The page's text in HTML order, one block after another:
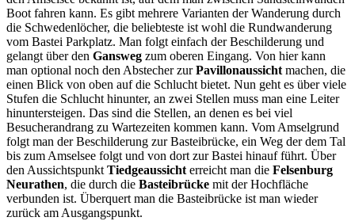
Boot fahren kann. Es gibt mehrere Varianten der Wanderung durch
die Schwedenlöcher, die beliebteste ist wohl die Rundwanderung
vom Bastei Parkplatz. Man folgt einfach der Beschilderung und
gelangt über den Gansweg zum oberen Eingang. Von hier kann
man optional noch den Abstecher zurPavillonaussicht machen, die
einen Blick von oben auf die Schlucht bietet. Nun geht es über viele
Stufen die Schlucht hinunter, an zwei Stellen muss man eine Leiter
hinuntersteigen. Das sind die Stellen, an denen es bei viel
Besucherandrang zu Wartezeiten kommen kann. Vom Amselgrund
folgt man der Beschilderung zur Basteibrücke, ein Weg der dem Tal
bis zum Amselsee folgt und von dort zur Bastei hinauf führt. Über
den Aussichtspunkt Tiedgeaussicht erreicht man die Felsenburg
Neurathen, die durch die Basteibrücke mit der Hochfläche
verbunden ist. Überquert man die Basteibrücke ist man wieder
zurück am Ausgangspunkt.